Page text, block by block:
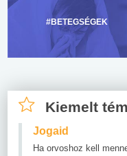
#BETEGSÉGEK
Kiemelt
Jogaid
Ha orvoshoz kell